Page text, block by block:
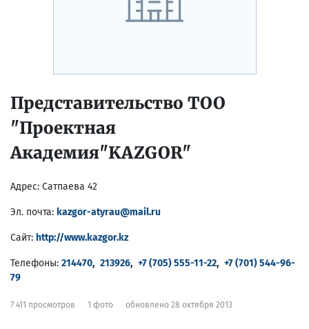
Представительство ТОО
"Проектная
Академия"KAZGOR"
Адрес: Сатпаева 42
Эл. почта: kazgor-atyrau@mail.ru
Сайт: http://www.kazgor.kz
Телефоны: 214470, 213926, +7 (705) 555-11-22, +7 (701) 544-96-
79
7 411 просмотров 1 фото обновлено 28 октября 2013